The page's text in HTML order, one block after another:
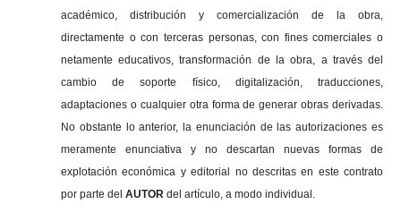
académico, distribución y comercialización de la obra,
directamente o con terceras personas, con fines comerciales o
netamente educativos, transformación de la obra, a través del
cambio de soporte físico, digitalización, traducciones,
adaptaciones o cualquier otra forma de generar obras derivadas.
No obstante lo anterior, la enunciación de las autorizaciones es
meramente enunciativa y no descartan nuevas formas de
explotación económica y editorial no descritas en este contrato
por parte del AUTOR del artículo, a modo individual.